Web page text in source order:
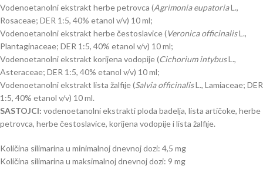
Vodenoetanolni ekstrakt herbe petrovca (Agrimonia eupatoriaL.,
Rosaceae; DER 1:5, 40% etanol v/v) 10 ml;
Vodenoetanolni ekstrakt herbe čestoslavice (Veronica officinalisL.,
Plantaginaceae; DER 1:5, 40% etanol v/v) 10 ml;
Vodenoetanolni ekstrakt korijena vodopije (Cichorium intybusL.,
Asteraceae; DER 1:5, 40% etanol v/v) 10 ml;
Vodenoetanolni ekstrakt lista žalfije (Salvia officinalisL., Lamiaceae; DER
1:5, 40% etanol v/v) 10 ml.
SASTOJCI: vodenoetanolni ekstrakti ploda badelja, lista artičoke, herbe
petrovca, herbe čestoslavice, korijena vodopije i lista žalfije.
Količina silimarina u minimalnoj dnevnoj dozi: 4,5 mg
Količina silimarina u maksimalnoj dnevnoj dozi: 9 mg